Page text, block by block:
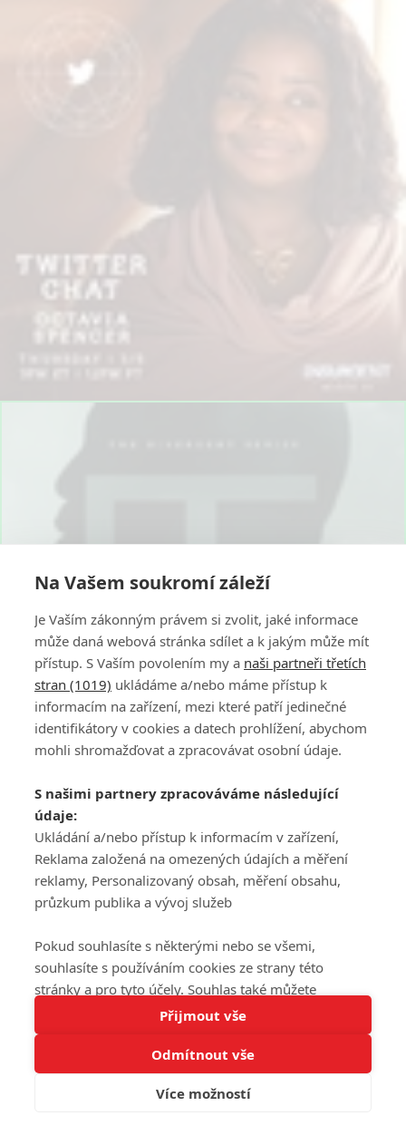
Tato stránka používá soubory cookies.
Rozumím
Na Vašem soukromí záleží
Je Vaším zákonným právem si zvolit, jaké informace
může daná webová stránka sdílet a k jakým může mít
přístup. S Vaším povolením my a naši partneři třetích
stran (1019) ukládáme a/nebo máme přístup k
informacím na zařízení, mezi které patří jedinečné
identifikátory v cookies a datech prohlížení, abychom
mohli shromažďovat a zpracovávat osobní údaje.
S našimi partnery zpracováváme následující
údaje:
Ukládání a/nebo přístup k informacím v zařízení,
Reklama založená na omezených údajích a měření
reklamy, Personalizovaný obsah, měření obsahu,
průzkum publika a vývoj služeb
Pokud souhlasíte s některými nebo se všemi,
souhlasíte s používáním cookies ze strany této
stránky a pro tyto účely. Souhlas také můžete
odmítnout, ale v takovém případě vám na stránce
nebudou k dispozici některé personalizované funkce.
Vaše volby souhlasu se budou vztahovat pouze na
tuto webovou stránku. Vaše nastavení a odvolání
souhlasu můžete kdykoli změnit na stránce s
Přijmout vše
Odmítnout vše
Více možností